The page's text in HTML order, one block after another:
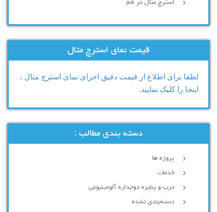
استرچ متال در قم
قیمت نمای استرچ متال
لطفا برای اطلاع از قیمت دقیق اجرای نمای استرچ متال ،
اینجا را کلیک نمایید.
دسته بندی مطالب :
پروژه ها
خدمات
درب و پنجره دوجداره آلومینیومی
دسته‌بندی نشده